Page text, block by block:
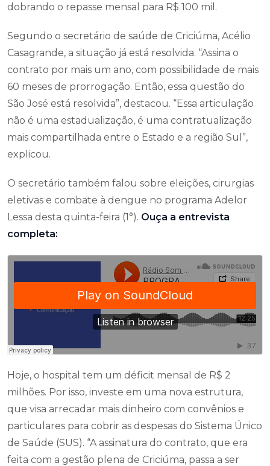
dobrando o repasse mensal para R$ 100 mil.
Segundo o secretário de saúde de Criciúma, Acélio
Casagrande, a situação já está resolvida. “Assina o
contrato por mais um ano, com possibilidade de mais
60 meses de prorrogação. Então, essa questão do
São José está resolvida”, destacou. “Essa articulação
não é uma estadualização, é uma contratualização
mais compartilhada entre o Estado e a região Sul”,
explicou.
O secretário também falou sobre eleições, cirurgias
eletivas e combate à dengue no programa Adelor
Lessa desta quinta-feira (1°). Ouça a entrevista
completa:
Hoje, o hospital tem um déficit mensal de R$ 2
milhões. Por isso, investe em uma nova estrutura,
que visa arrecadar mais dinheiro com convênios e
particulares para cobrir as despesas do Sistema Único
de Saúde (SUS). “A assinatura do contrato, que era
feita com a gestão plena de Criciúma, passa a ser